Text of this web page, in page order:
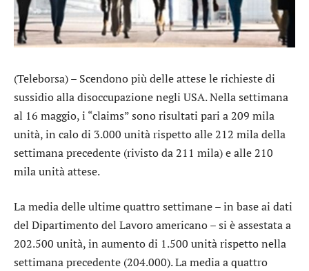
(Teleborsa) – Scendono più delle attese le richieste di
sussidio alla disoccupazione negli USA. Nella settimana
al 16 maggio, i “claims” sono risultati pari a 209 mila
unità, in calo di 3.000 unità rispetto alle 212 mila della
settimana precedente (rivisto da 211 mila) e alle 210
mila unità attese.
La media delle ultime quattro settimane – in base ai dati
del Dipartimento del Lavoro americano – si è assestata a
202.500 unità, in aumento di 1.500 unità rispetto nella
settimana precedente (204.000). La media a quattro